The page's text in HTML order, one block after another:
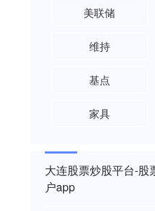
美联储
维持
基点
家具
大连股票炒股平台-股
户app